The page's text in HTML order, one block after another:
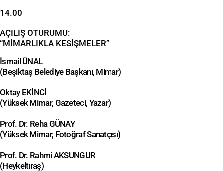
14.00
AÇILIŞ OTURUMU:
“MİMARLIKLA KESİŞMELER”
İsmail ÜNAL
(Beşiktaş Belediye Başkanı, Mimar)
Oktay EKİNCİ
(Yüksek Mimar, Gazeteci, Yazar)
Prof. Dr. Reha GÜNAY
(Yüksek Mimar, Fotoğraf Sanatçısı)
Prof. Dr. Rahmi AKSUNGUR
(Heykeltıraş)